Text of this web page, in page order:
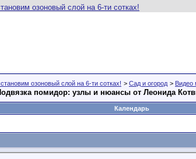
озоновый слой на 6-ти сотках! > Сад и огород > Видео
помидор: узлы и нюансы от Леонида
Календарь